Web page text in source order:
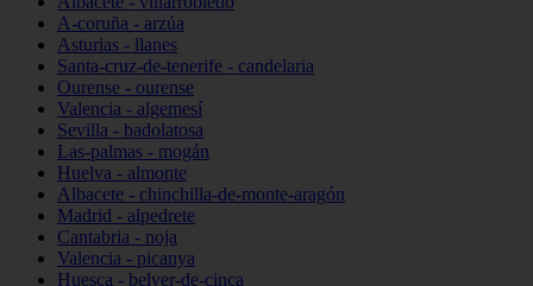
A-coruña - arzúa
Asturias - llanes
Santa-cruz-de-tenerife - candelaria
Ourense - ourense
Valencia - algemesí
Sevilla - badolatosa
Las-palmas - mogán
Huelva - almonte
Albacete - chinchilla-de-monte-aragón
Madrid - alpedrete
Cantabria - noja
Valencia - picanya
Huesca - belver-de-cinca